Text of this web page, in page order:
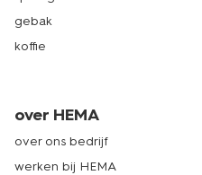
gebak
koffie
over HEMA
over ons bedrijf
werken bij HEMA